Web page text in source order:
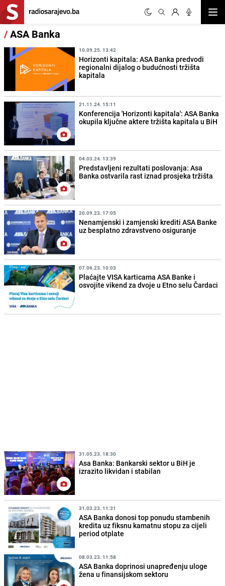
/ASA Banka
10.09.25. 13:42
Horizonti kapitala: ASA Banka predvodi
regionalni dijalog o budućnosti tržišta
kapitala
21.11.24. 15:11
Konferencija 'Horizonti kapitala': ASA Banka
okupila ključne aktere tržišta kapitala u BiH
04.03.24. 13:39
Predstavljeni rezultati poslovanja: Asa
Banka ostvarila rast iznad prosjeka tržišta
20.09.23. 17:05
Nenamjenski i zamjenski krediti ASA Banke
uz besplatno zdravstveno osiguranje
07.06.23. 10:03
Plaćajte VISA karticama ASA Banke i
osvojite vikend za dvoje u Etno selu Čardaci
31.05.23. 18:30
Asa Banka: Bankarski sektor u BiH je
izrazito likvidan i stabilan
31.03.23. 11:31
ASA Banka donosi top ponudu stambenih
kredita uz fiksnu kamatnu stopu za cijeli
period otplate
08.03.23. 11:58
ASA Banka doprinosi unapređenju uloge
žena u finansijskom sektoru